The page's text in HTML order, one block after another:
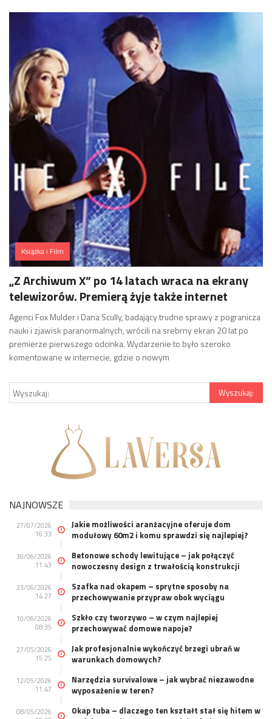
Książka i Film
„Z Archiwum X” po 14 latach wraca na ekrany
telewizorów. Premierą żyje także internet
Agenci Fox Mulder i Dana Scully, badający trudne sprawy z pogranicza
nauki i zjawisk paranormalnych, wrócili na srebrny ekran 20 lat po
premierze pierwszego odcinka. Wydarzenie to było szeroko
komentowane w internecie, gdzie o nowym
NAJNOWSZE
27/07/2026
16:33
Jakie możliwości aranżacyjne oferuje dom
modułowy 60m2 i komu sprawdzi się najlepiej?
30/06/2026
11:43
Betonowe schody lewitujące – jak połączyć
nowoczesny design z trwałością konstrukcji
23/06/2026
14:27
Szafka nad okapem – sprytne sposoby na
przechowywanie przypraw obok wyciągu
10/06/2026
08:35
Szkło czy tworzywo – w czym najlepiej
przechowywać domowe napoje?
27/05/2026
15:25
Jak profesjonalnie wykończyć brzegi ubrań w
warunkach domowych?
12/05/2026
11:47
Narzędzia survivalowe – jak wybrać niezawodne
wyposażenie w teren?
08/05/2026
Okap tuba – dlaczego ten kształt stał się hitem w